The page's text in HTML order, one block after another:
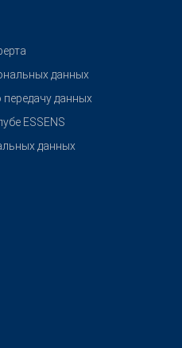
данных
данных
ESSENS
данных